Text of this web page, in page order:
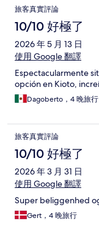
旅客真實評論
10/10 好極了
2026 年 5 月 13 日
使用 Google 翻譯
Espectacularmente
opción en Kioto,
Dagoberto，4 晚旅行
旅客真實評論
10/10 好極了
2026 年 3 月 31 日
使用 Google 翻譯
Super beliggenhed
Gert，4 晚旅行